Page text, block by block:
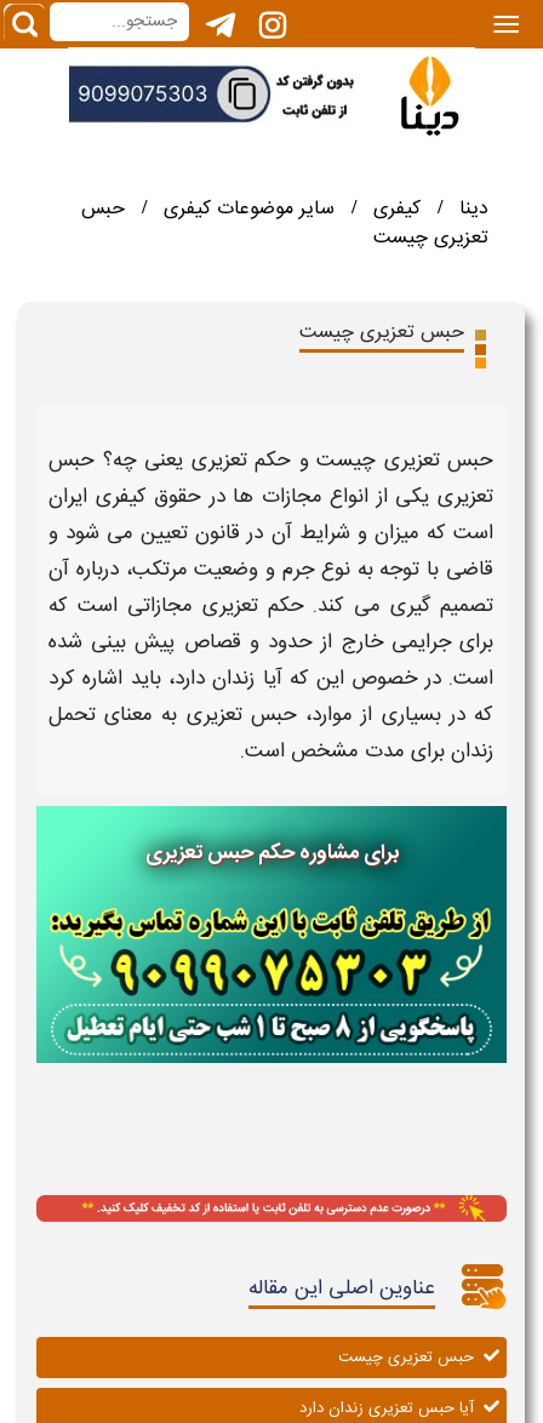
|||
دینا / کیفری / سایر موضوعات کیفری /
حبس
تعزیری چیست
حبس تعزیری چیست
حبس تعزیری چیست و حکم تعزیری یعنی چه​؟ حبس
تعزیری یکی از انواع مجازات ها در حقوق کیفری ایران
است که میزان و شرایط آن در قانون تعیین می شود و
قاضی با توجه به نوع جرم و وضعیت مرتکب، درباره آن
تصمیم گیری می کند.حکم تعزیری مجازاتی است که
برای جرایمی خارج از حدود و قصاص پیش بینی شده
است. در خصوص این که آیا زندان دارد، باید اشاره کرد
که در بسیاری از موارد،حبس تعزیری به معنای تحمل
زندانبرای مدت مشخص است.
برای مشاوره حکم حبس تعزیری
عناوین اصلی این مقاله
حبس تعزیری چیست
آیا حبس تعزیری زندان دارد